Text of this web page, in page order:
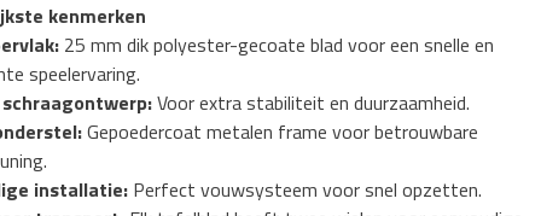
kenmerken
25 mm dik polyester-gecoate blad voor een snelle en
speelervaring.
Voor extra stabiliteit en duurzaamheid.
Gepoedercoat metalen frame voor betrouwbare
installatie:Perfect vouwsysteem voor snel opzetten.